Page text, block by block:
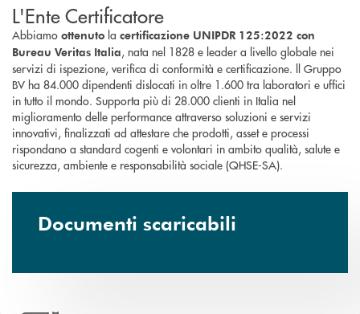
L'Ente Certificatore
Abbiamo ottenuto la certificazione UNIPDR 125:2022 con
Bureau Veritas Italia, nata nel 1828 e leader a livello globale nei
servizi di ispezione, verifica di conformità e certificazione. ll Gruppo
BV ha 84.000 dipendenti dislocati in oltre 1.600 tra laboratori e uffici
in tutto il mondo. Supporta più di 28.000 clienti in Italia nel
miglioramento delle performance attraverso soluzioni e servizi
innovativi, finalizzati ad attestare che prodotti, asset e processi
rispondano a standard cogenti e volontari in ambito qualità, salute e
sicurezza, ambiente e responsabilità sociale (QHSE-SA).
Documenti scaricabili